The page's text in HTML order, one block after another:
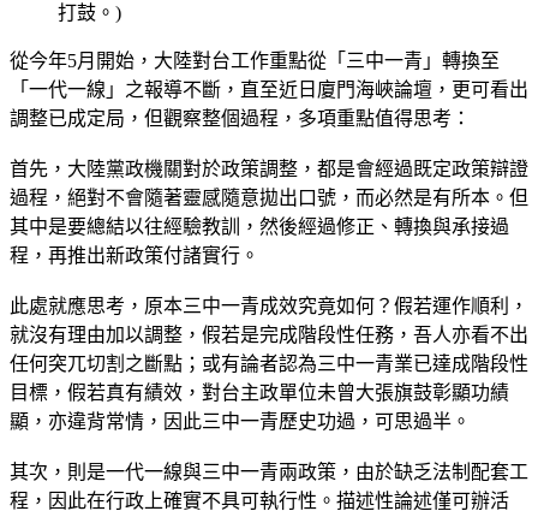
打鼓。)
從今年5月開始，大陸對台工作重點從「三中一青」轉換至
「一代一線」之報導不斷，直至近日廈門海峽論壇，更可看出
調整已成定局，但觀察整個過程，多項重點值得思考：
首先，大陸黨政機關對於政策調整，都是會經過既定政策辯證
過程，絕對不會隨著靈感隨意拋出口號，而必然是有所本。但
其中是要總結以往經驗教訓，然後經過修正、轉換與承接過
程，再推出新政策付諸實行。
此處就應思考，原本三中一青成效究竟如何？假若運作順利，
就沒有理由加以調整，假若是完成階段性任務，吾人亦看不出
任何突兀切割之斷點；或有論者認為三中一青業已達成階段性
目標，假若真有績效，對台主政單位未曾大張旗鼓彰顯功績
顯，亦違背常情，因此三中一青歷史功過，可思過半。
其次，則是一代一線與三中一青兩政策，由於缺乏法制配套工
程，因此在行政上確實不具可執行性。描述性論述僅可辦活